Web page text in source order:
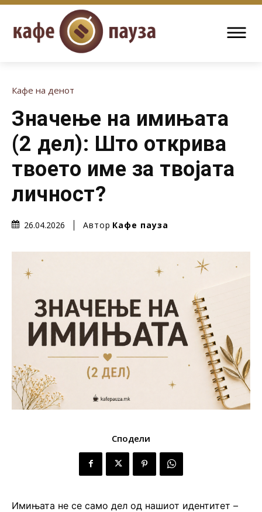
Кафе на денот
Значење на имињата
(2 дел): Што открива
твоето име за твојата
личност?
26.04.2026 Автор Кафе пауза
Сподели
Имињата не се само дел од нашиот идентитет –